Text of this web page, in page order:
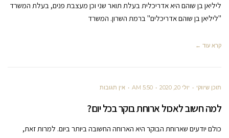
ליליאן בן שוהם היא אדריכלית בעלת תואר שני וכן מעצבת פנים, בעלת המשרד
"ליליאן בן שוהם אדריכלים" ברמת השרון. המשרד
קרא עוד ←
תוכן שיווקי יולי 20, 2020 5:50 AM אין תגובות
למה חשוב לאכול ארוחת בוקר בכל יום?
כולם יודעים שארוחת הבוקר היא הארוחה החשובה ביותר ביום. למרות זאת,